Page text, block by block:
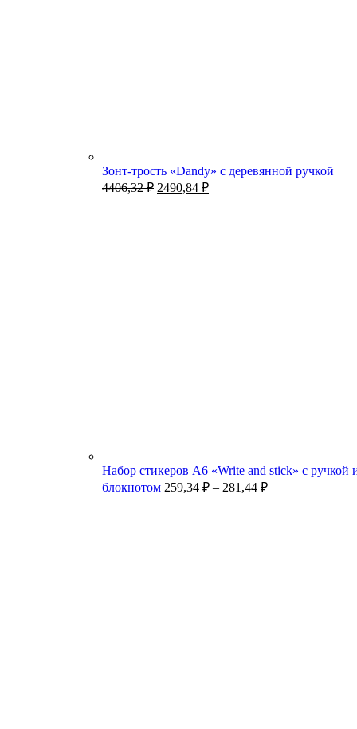
Зонт-трость «Dandy» с деревянной ручкой
4406,32₽ 2490,84 ₽
Набор стикеров А6 «Write and stick» с ручкой
блокнотом 259,34 ₽ – 281,44 ₽